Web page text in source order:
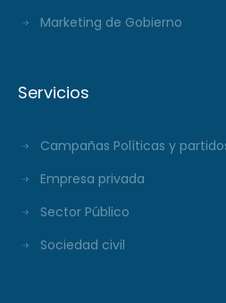
Marketing de Gobierno
Servicios
Campañas Políticas y
Empresa privada
Sector Público
Sociedad civil